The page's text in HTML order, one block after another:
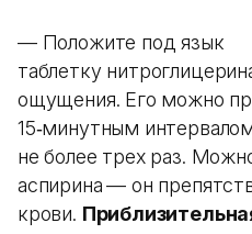
— Положите под язык
таблетку
ощущения. Его можно
15‑минутным
не более трех раз.
аспирина — он
крови.